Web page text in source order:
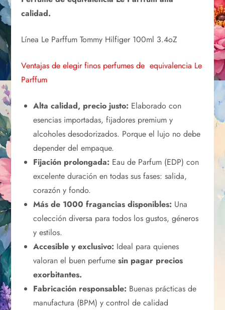
calidad.
Línea Le Parffum Tommy Hilfiger 100ml 3.4oZ
Ventajas de elegir finos perfumes de equivalencia Le
Parffum
Alta calidad, precio justo: Elaborado con
esencias importadas, fijadores premium y
alcoholes desodorizados. Porque el lujo no debe
depender del empaque.
Fijación prolongada: Eau de Parfum (EDP) con
excelente duración en todas sus fases: salida,
corazón y fondo.
Más de 1000 fragancias disponibles: Una
colección diversa para todos los gustos, géneros
y estilos.
Accesible y exclusivo: Ideal para quienes
valoran el buen perfumesin pagar precios
exorbitantes.
Fabricación responsable: Buenas prácticas de
manufactura (BPM) y control de calidad